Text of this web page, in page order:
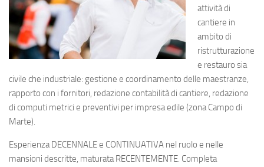
attività di
cantiere in
ambito di
ristrutturazione
e restauro sia
civile che industriale: gestione e coordinamento delle maestranze,
rapporto con i fornitori, redazione contabilità di cantiere, redazione
di computi metrici e preventivi per impresa edile (zona Campo di
Marte).
Esperienza DECENNALE e CONTINUATIVA nel ruolo e nelle
mansioni descritte, maturata RECENTEMENTE. Completa